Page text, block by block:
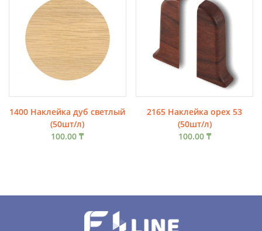
1400 Наклейка дуб светлый
(50шт/л)
100.00 ₸
2165 Наклейка орех 53
(50шт/л)
100.00₸